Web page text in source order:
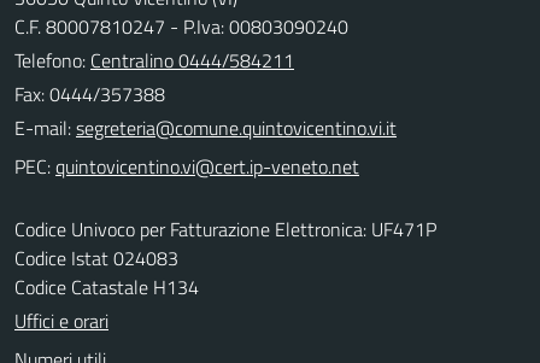
C.F. 80007810247 - P.Iva: 00803090240
Telefono: Centralino 0444/584211
Fax: 0444/357388
E-mail:
PEC:
Codice Univoco per Fatturazione Elettronica: UF471P
Codice Istat 024083
Codice Catastale H134
Uffici e orari